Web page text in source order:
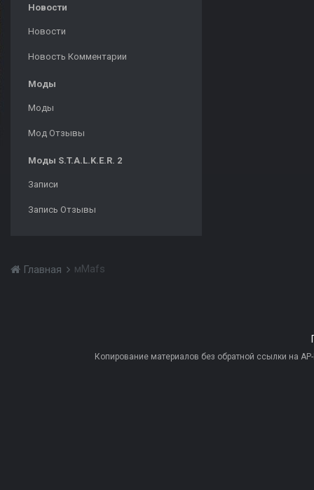
Новости
Новости
Новость Комментарии
Моды
Моды
Мод Отзывы
Моды S.T.A.L.K.E.R. 2
Записи
Запись Отзывы
Главная мMafs
Копирование материалов без обратной ссылки на